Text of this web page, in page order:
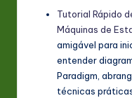
Tutorial Rápido
Máquinas de
amigável para
entender
Paradigm,
técnicas